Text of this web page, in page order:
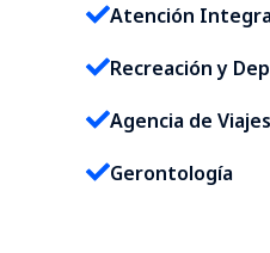
Atención
Recreación y
Agencia de Viajes
Gerontología